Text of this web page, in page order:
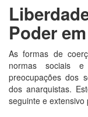
Poder
As formas de
normas sociais
preocupações dos
dos anarquistas.
seguinte e extensivo